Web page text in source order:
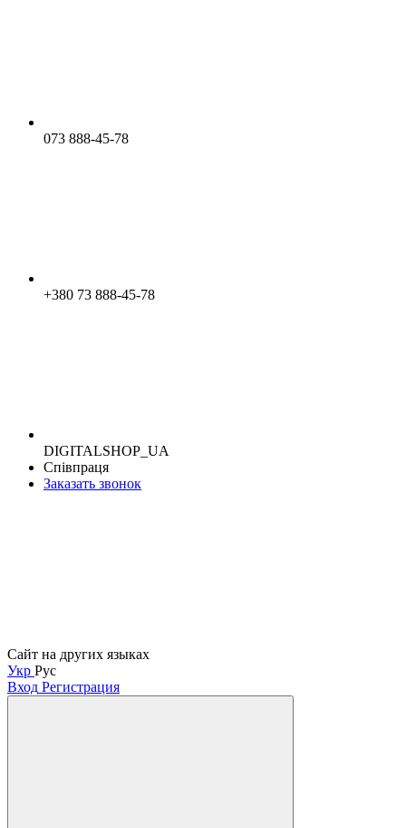
073 888-45-78
+380 73 888-45-78
DIGITALSHOP_UA
Співпраця
Заказать звонок
Сайт на других языках
Укр Рус
Вход Регистрация